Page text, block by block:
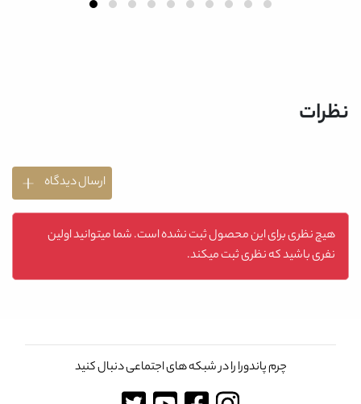
نظرات
ارسال دیدگاه
هیچ نظری برای این محصول ثبت نشده است. شما میتوانید اولین
نفری باشید که نظری ثبت میکند.
چرم پاندورا را در شبکه های اجتماعی دنبال کنید